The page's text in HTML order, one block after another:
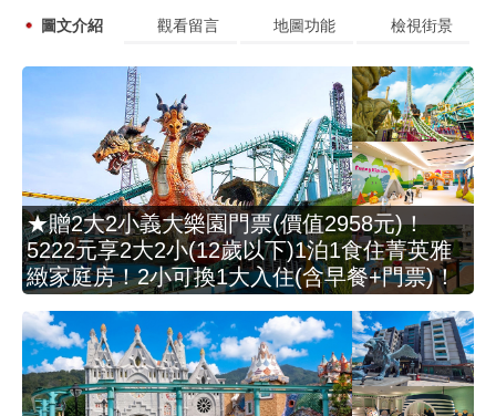
圖文介紹 觀看留言 地圖功能 檢視街景
★贈2大2小義大樂園門票(價值2958元)！
5222元享2大2小(12歲以下)1泊1食住菁英雅
緻家庭房！2小可換1大入住(含早餐+門票)！